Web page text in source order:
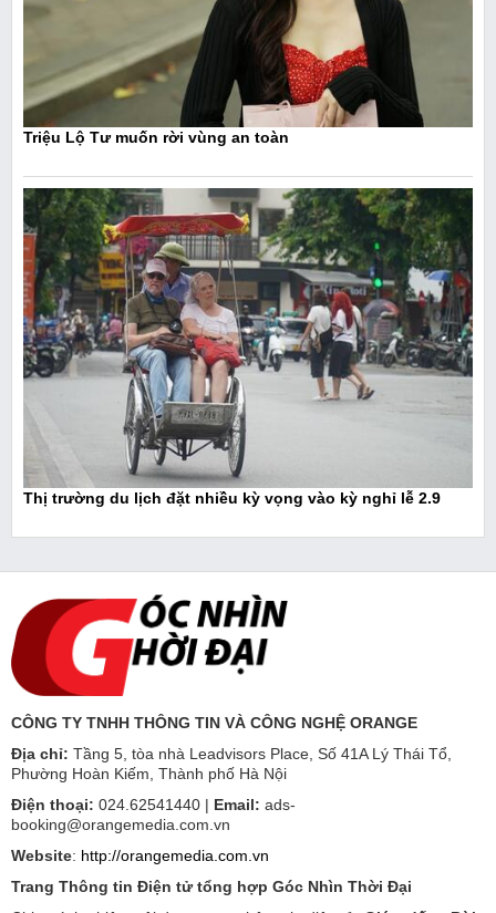
Triệu Lộ Tư muốn rời vùng an toàn
Thị trường du lịch đặt nhiều kỳ vọng vào kỳ nghỉ lễ 2.9
CÔNG TY TNHH THÔNG TIN VÀ CÔNG NGHỆ ORANGE
Địa chỉ: Tầng 5, tòa nhà Leadvisors Place, Số 41A Lý Thái Tổ,
Phường Hoàn Kiếm, Thành phố Hà Nội
Điện thoại: 024.62541440 | Email: ads-
booking@orangemedia.com.vn
Website: http://orangemedia.com.vn
Trang Thông tin Điện tử tổng hợp Góc Nhìn Thời Đại